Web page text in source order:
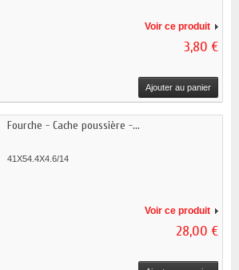
Voir ce produit
3,80 €
Ajouter au panier
Fourche - Cache poussière -...
41X54.4X4.6/14
Voir ce produit
28,00 €